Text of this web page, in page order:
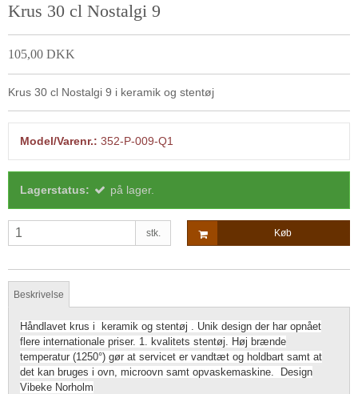
Krus 30 cl Nostalgi 9
105,00 DKK
Krus 30 cl Nostalgi 9 i keramik og stentøj
Model/Varenr.: 352-P-009-Q1
Lagerstatus: på lager.
stk. Køb
Beskrivelse
Håndlavet krus i keramik og stentøj . Unik design der har opnået
flere internationale priser. 1. kvalitets stentøj. Høj brænde
temperatur (1250°) gør at servicet er vandtæt og holdbart samt at
det kan bruges i ovn, microovn samt opvaskemaskine. Design
Vibeke Norholm